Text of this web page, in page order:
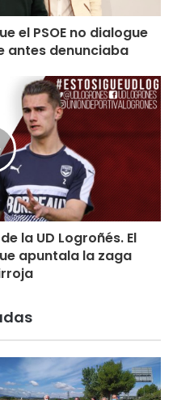
el PSOE no dialogue
antes denunciaba
la UD Logroñés. El
apuntala la zaga